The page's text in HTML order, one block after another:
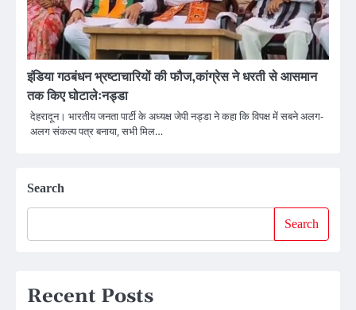
इंडिया गठबंधन भ्रष्टाचारियों की फौज,कांग्रेस ने धरती से आसमान
तक किए घोटालेःनड्डा
देहरादून। भारतीय जनता पार्टी के अध्यक्ष जेपी नड्डा ने कहा कि विपक्ष में सबने अलग-
अलग संकल्प पत्र बनाया, सभी मिल…
Search
Search
Recent Posts